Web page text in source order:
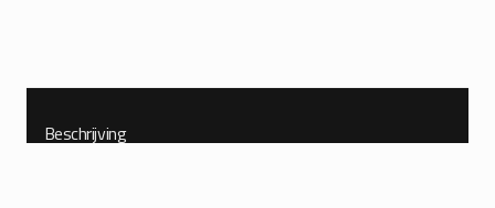
Beschrijving